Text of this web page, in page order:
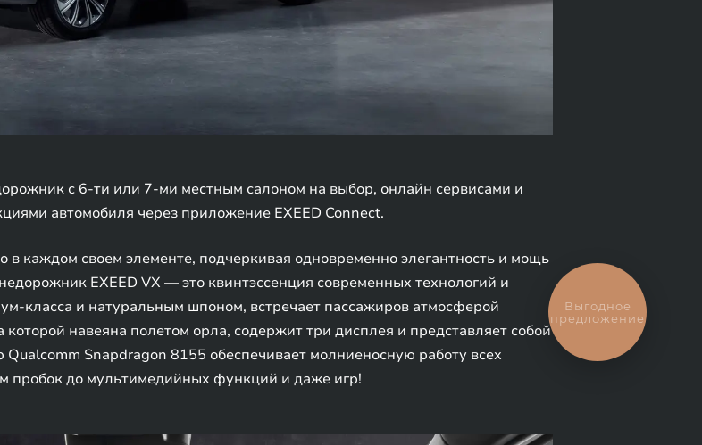
с 6-ти или 7-ми местным салоном на выбор, онлайн сервисами и
автомобиля через приложение EXEED Connect.
в каждом своем элементе, подчеркивая одновременно элегантность и мощь
EXEED VX — это квинтэссенция современных технологий и
класса и натуральным шпоном, встречает пассажиров атмосферой
навеяна полетом орла, содержит три дисплея и представляет собой
Snapdragon 8155 обеспечивает молниеносную работу всех
пробок до мультимедийных функций и даже игр!
Выгодное
предложение